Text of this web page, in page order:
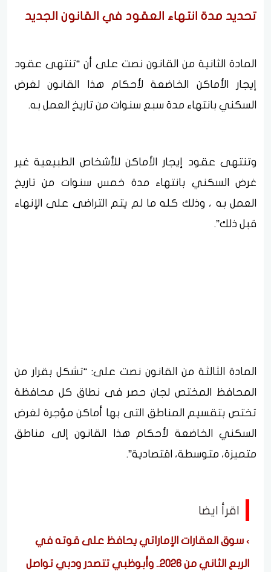
تحديد مدة انتهاء العقود في القانون الجديد
المادة الثانية من القانون نصت على أن “تنتهى عقود
إيجار الأماكن الخاضعة لأحكام هذا القانون لغرض
السكني بانتهاء مدة سبع سنوات من تاريخ العمل به.
وتنتهى عقود إيجار الأماكن للأشخاص الطبيعية غير
غرض السكني بانتهاء مدة خمس سنوات من تاريخ
العمل به ، وذلك كله ما لم يتم التراضى على الإنهاء
قبل ذلك”.
المادة الثالثة من القانون نصت على: “تشكل بقرار من
المحافظ المختص لجان حصر فى نطاق كل محافظة
تختص بتقسيم المناطق التى بها أماكن مؤجرة لغرض
السكني الخاضعة لأحكام هذا القانون إلى مناطق
متميزة، متوسطة، اقتصادية”.
اقرأ ايضا
سوق العقارات الإماراتي يحافظ على قوته في
الربع الثاني من 2026.. وأبوظبي تتصدر ودبي تواصل